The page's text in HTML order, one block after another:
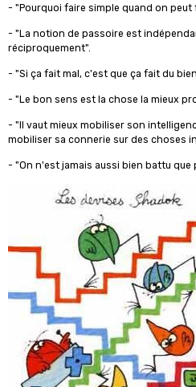
- "Pourquoi faire simple quand on peut
- "La notion de passoire est
réciproquement".
- "Si ça fait mal, c'est que ça fait du
- "Le bon sens est la chose la mieux
- "Il vaut mieux mobiliser son
mobiliser sa connerie sur des choses
- "On n'est jamais aussi bien battu que